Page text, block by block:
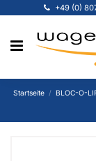
+49 (0)
Startseite BLOC-O-